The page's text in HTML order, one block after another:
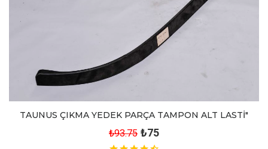
TAUNUS ÇIKMA YEDEK PARÇA TAMPON ALT LASTİ"
₺93.75 ₺75